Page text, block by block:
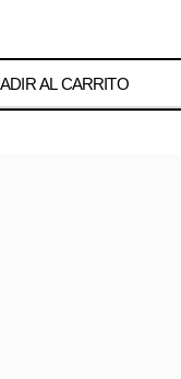
AL CARRITO